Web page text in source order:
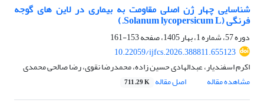
شناسایی چهار ژن اصلی مقاومت به بیماری در لاین های گوجه
فرنگی (Solanum lycopersicum L.)
دوره 57، شماره 1، بهار 1405، صفحه
153-161
10.22059/ijfcs.2026.388811.655123
اکرم اسفندیار، عبدالهادی حسین زاده، محمدرضا نقوی، رضا صالحی محمدی
مشاهده مقاله
اصل مقاله 711.29 K